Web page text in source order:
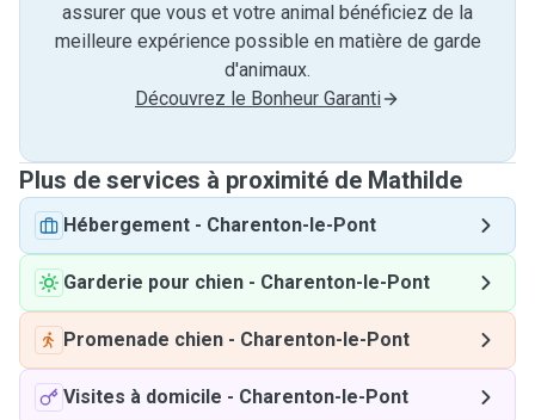
assurer que vous et votre animal bénéficiez de la
meilleure expérience possible en matière de garde
d'animaux.
Découvrez le Bonheur Garanti
Plus de services à proximité de Mathilde
Hébergement - Charenton-le-Pont
Garderie pour chien - Charenton-le-Pont
Promenade chien - Charenton-le-Pont
Visites à domicile - Charenton-le-Pont